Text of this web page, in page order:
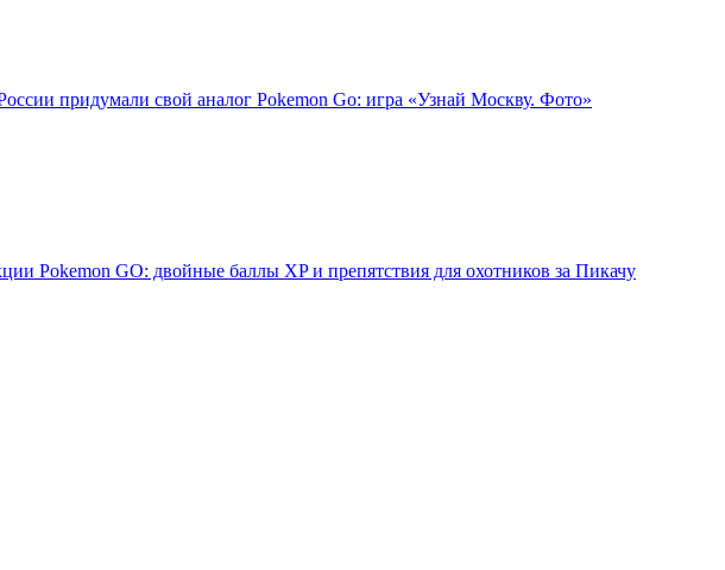
придумали свой аналог Pokemon Go: игра «Узнай Москву. Фото»
Pokemon GO: двойные баллы XP и препятствия для охотников за Пикачу